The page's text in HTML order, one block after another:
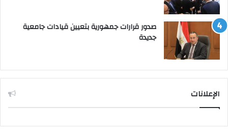
صدور قرارات جمهورية بتعيين قيادات جامعية
جديدة
الإعلانات